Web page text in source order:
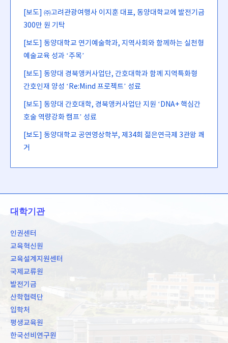
[보도] ㈜고려관광여행사 이지훈 대표, 동양대학교에 발전기금
300만 원 기탁
[보도] 동양대학교 연기예술학과, 지역사회와 함께하는 실천형
예술교육 성과 ‘주목’
[보도] 동양대 경북앵커사업단, 간호대학과 함께 지역특화형
간호인재 양성 ‘Re:Mind 프로젝트’ 성료
[보도] 동양대 간호대학, 경북앵커사업단 지원 ‘DNA+ 핵심간
호술 역량강화 캠프’ 성료
[보도] 동양대학교 공연영상학부, 제34회 젊은연극제 3관왕 쾌
거
대학기관
인권센터
교육혁신원
교육설계지원센터
국제교류원
발전기금
산학협력단
입학처
평생교육원
한국선비연구원